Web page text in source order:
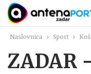
Naslovnica Sport
ZADAR